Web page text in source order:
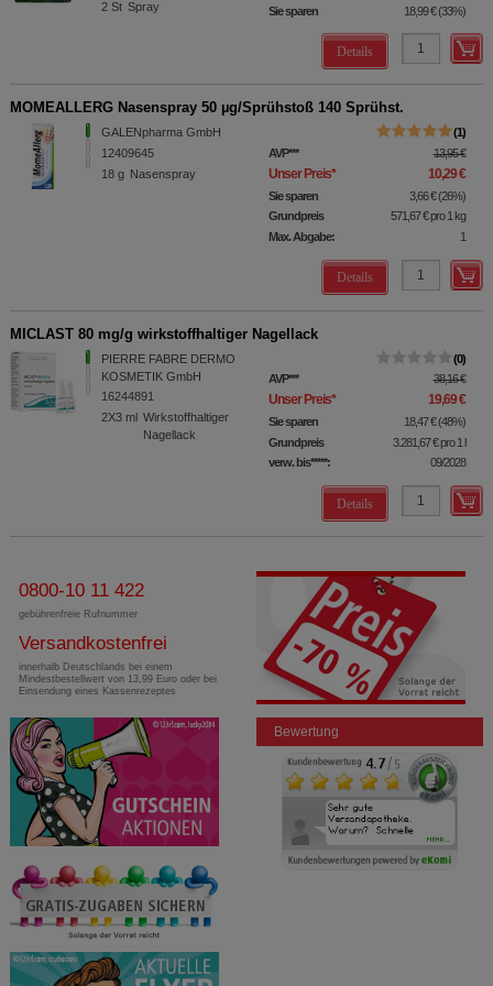
2 St Spray Sie sparen 18,99 € (33%)
Details
MOMEALLERG Nasenspray 50 µg/Sprühstoß 140 Sprühst.
GALENpharma GmbH
12409645
18 g Nasenspray
1
AVP*** 13,95 €
Unser Preis* 10,29 €
Sie sparen 3,66 € (26%)
Grundpreis
571,67 €pro 1 kg
Max. Abgabe:
1
Details
MICLAST 80 mg/g wirkstoffhaltiger Nagellack
PIERRE FABRE DERMO
KOSMETIK GmbH
16244891
2X3 ml Wirkstoffhaltiger
Nagellack
0
AVP*** 38,16 €
Unser Preis* 19,69 €
Sie sparen 18,47 € (48%)
Grundpreis
3.281,67 €pro 1 l
verw. bis*****:
09/2028
Details
0800-10 11 422
gebührenfreie Rufnummer
Versandkostenfrei
innerhalb Deutschlands bei einem
Mindestbestellwert von 13,99 Euro oder bei
Einsendung eines Kassenrezeptes
Bewertung